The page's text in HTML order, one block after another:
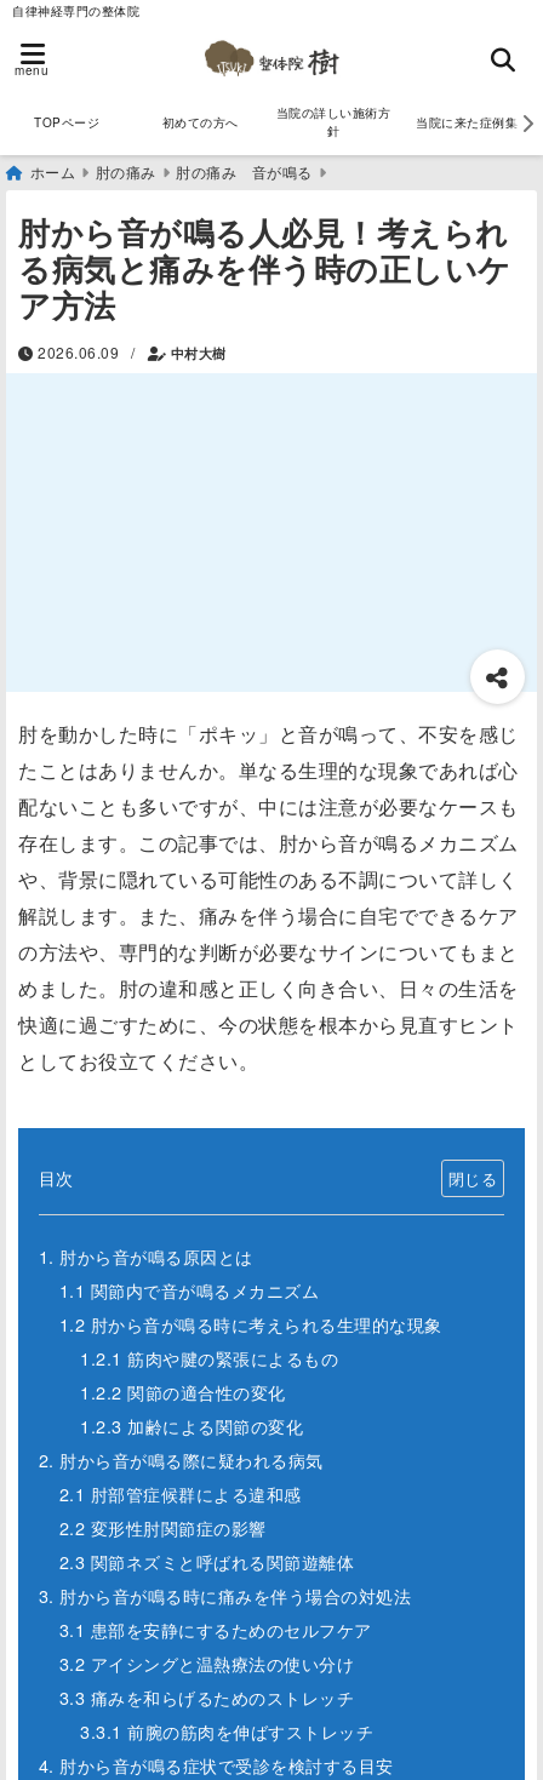
自律神経専門の整体院
menu
TOPページ 初めての方へ
当院の詳しい施術方
針
当院に来た症例集
ホーム 肘の痛み 肘の痛み 音が鳴る
肘から音が鳴る人必見！考えられ
る病気と痛みを伴う時の正しいケ
ア方法
2026.06.09 / 中村大樹
肘を動かした時に「ポキッ」と音が鳴って、不安を感じ
たことはありませんか。単なる生理的な現象であれば心
配ないことも多いですが、中には注意が必要なケースも
存在します。この記事では、肘から音が鳴るメカニズム
や、背景に隠れている可能性のある不調について詳しく
解説します。また、痛みを伴う場合に自宅でできるケア
の方法や、専門的な判断が必要なサインについてもまと
めました。肘の違和感と正しく向き合い、日々の生活を
快適に過ごすために、今の状態を根本から見直すヒント
としてお役立てください。
目次
1. 肘から音が鳴る原因とは
1.1 関節内で音が鳴るメカニズム
1.2 肘から音が鳴る時に考えられる生理的な現象
1.2.1 筋肉や腱の緊張によるもの
1.2.2 関節の適合性の変化
1.2.3 加齢による関節の変化
2. 肘から音が鳴る際に疑われる病気
2.1 肘部管症候群による違和感
2.2 変形性肘関節症の影響
2.3 関節ネズミと呼ばれる関節遊離体
3. 肘から音が鳴る時に痛みを伴う場合の対処法
3.1 患部を安静にするためのセルフケア
3.2 アイシングと温熱療法の使い分け
3.3 痛みを和らげるためのストレッチ
3.3.1 前腕の筋肉を伸ばすストレッチ
4. 肘から音が鳴る症状で受診を検討する目安